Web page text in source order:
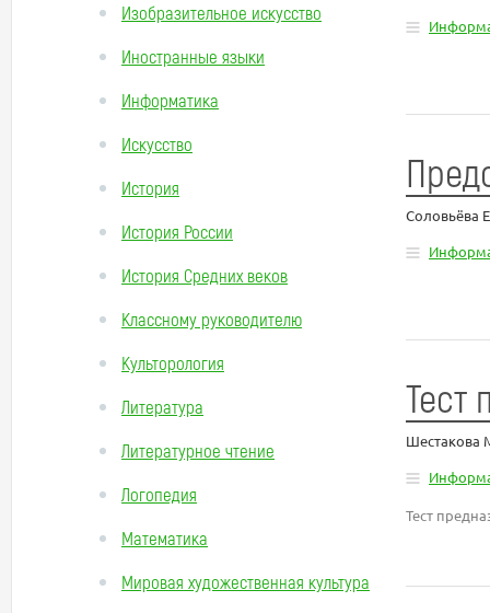
Изобразительное искусство
Иностранные языки
Информатика
Искусство
История
История России
История Средних веков
Классному руководителю
Культорология
Литература
Литературное чтение
Логопедия
Математика
Мировая художественная культура
Соловьёва
Тест
Шестакова
Тест